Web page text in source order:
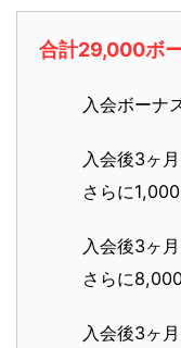
合計29,000ボ
入会ボーナ
入会後3ヶ
さらに
入会後3ヶ
さらに
入会後3ヶ